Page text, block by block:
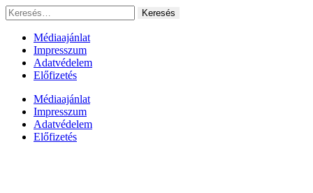
Ugrás
a
tartalomhoz
Keresés:
Médiaajánlat
Impresszum
Adatvédelem
Előfizetés
Médiaajánlat
Impresszum
Adatvédelem
Előfizetés